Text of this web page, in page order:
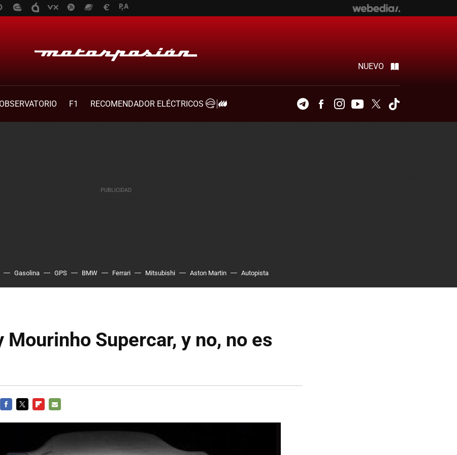
NUEVO
OBSERVATORIO F1
RECOMENDADOR ELÉCTRICOS
TelegramFacebookInstagramYoutubeTwitter
Gasolina GPS BMW Ferrari Mitsubishi Aston Martin Autopista
Mourinho Supercar, y no, no es